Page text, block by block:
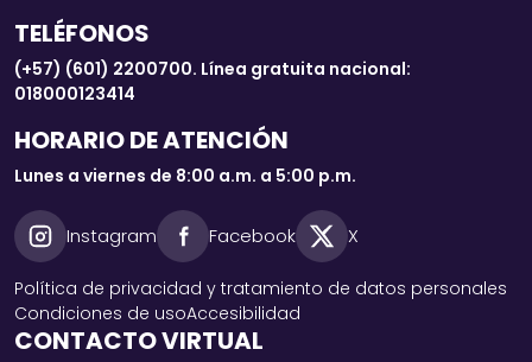
TELÉFONOS
(+57) (601) 2200700. Línea gratuita nacional:
018000123414
HORARIO DE ATENCIÓN
Lunes a viernes de 8:00 a.m. a 5:00 p.m.
Instagram Facebook X
Política de privacidad y tratamiento de datos personales
Condiciones de usoAccesibilidad
CONTACTO VIRTUAL